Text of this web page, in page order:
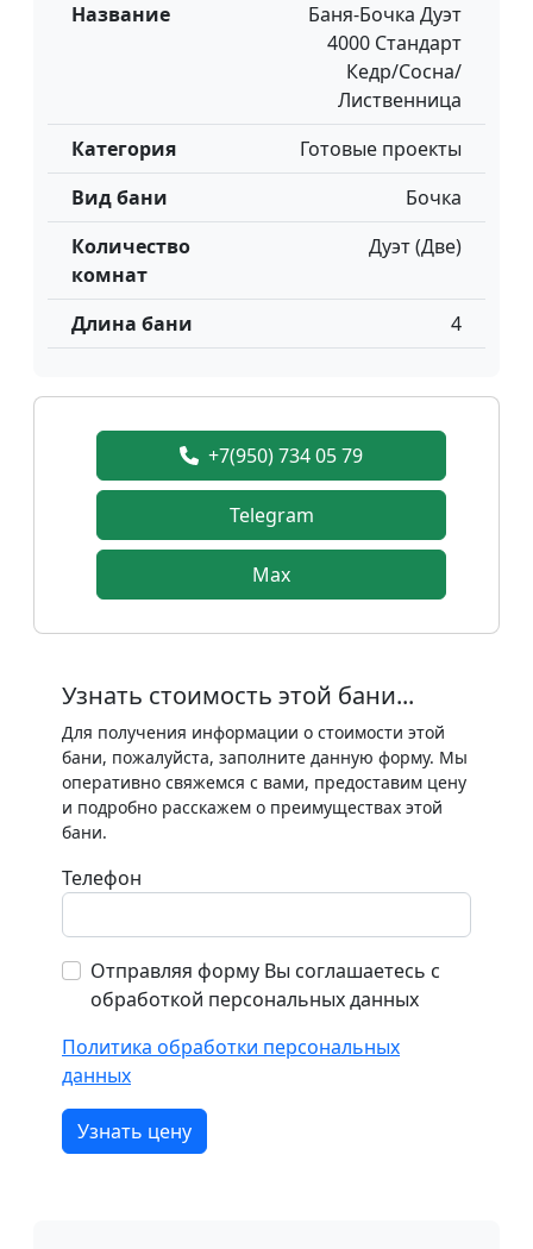
Название
Баня-Бочка Дуэт
4000 Стандарт
Кедр/Сосна/
Лиственница
Категория
Готовые проекты
Вид бани
Бочка
Количество
комнат
Дуэт (Две)
Длина бани 4
+7(950) 734 05 79
Telegram
Max
Узнать стоимость этой бани...
Для получения информации о стоимости этой
бани, пожалуйста, заполните данную форму. Мы
оперативно свяжемся с вами, предоставим цену
и подробно расскажем о преимуществах этой
бани.
Телефон
Отправляя форму Вы соглашаетесь с
обработкой персональных данных
Политика обработки персональных
данных
Узнать цену